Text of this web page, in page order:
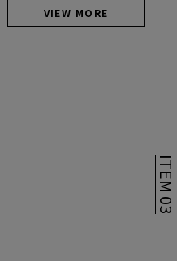
VIEW MORE